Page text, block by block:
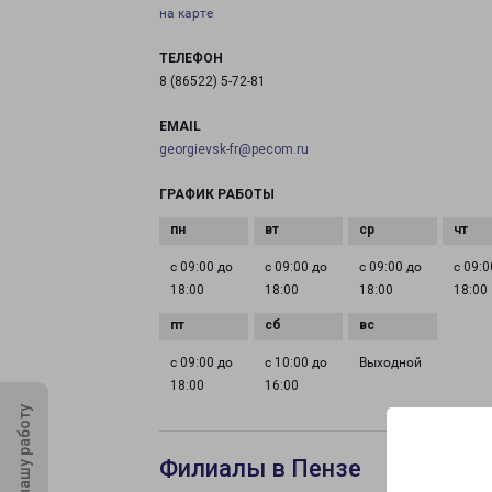
на карте
ТЕЛЕФОН
8 (86522) 5-72-81
EMAIL
georgievsk-fr@pecom.ru
ГРАФИК РАБОТЫ
с 09:00 до
18:00
с 09:00 до
18:00
с 09:00 до
18:00
с
18:00
с 09:00 до
18:00
с 10:00 до
16:00
Выходной
Филиалы в Пензе